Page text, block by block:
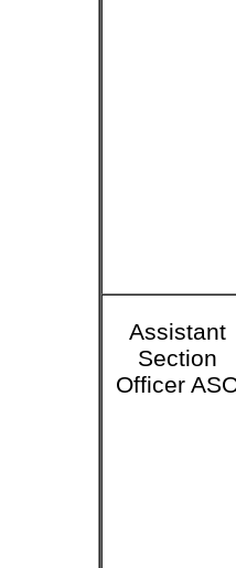
Assistant
Section
Officer